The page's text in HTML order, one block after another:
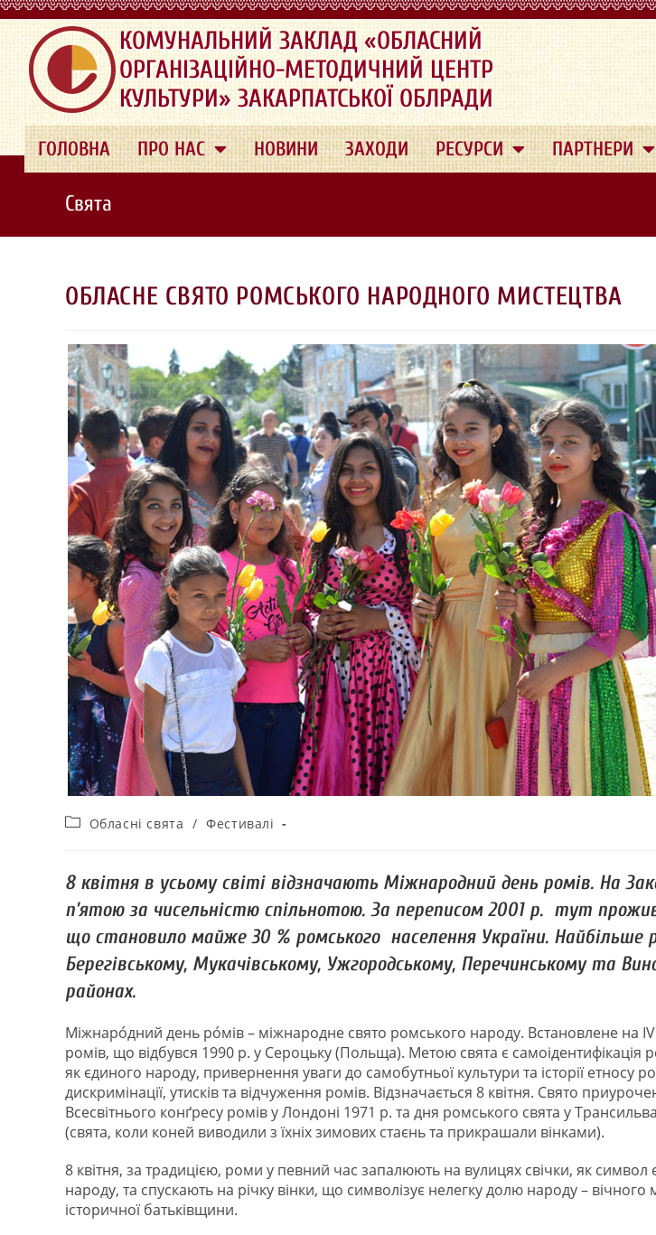
.
КОМУНАЛЬНИЙ ЗАКЛАД «ОБЛАСНИЙ
ОРГАНІЗАЦІЙНО-МЕТОДИЧНИЙ ЦЕНТР
КУЛЬТУРИ» ЗАКАРПАТСЬКОЇ ОБЛРАДИ
ГОЛОВНА ПРО НАС НОВИНИ ЗАХОДИ РЕСУРСИ ПАРТНЕРИ
Свята
ОБЛАСНЕ СВЯТО РОМСЬКОГО НАРОДНОГО МИСТЕЦТВА
Обласні свята / Фестивалі
8 квітня в усьому світі відзначають Міжнародний день ромів. На
п’ятою за чисельністю спільнотою. За переписом 2001 р. тут
що становило майже 30 % ромського населення України. Найбільше
Берегівському, Мукачівському, Ужгородському, Перечинському та
районах.
Міжнаро́дний день ро́мів – міжнародне свято ромського народу. Встановлене на IV
ромів, що відбувся 1990 р. у Сероцьку (Польща). Метою свята є самоідентифікація
як єдиного народу, привернення уваги до самобутньої культури та історії етносу
дискримінації, утисків та відчуження ромів. Відзначається 8 квітня. Свято
Всесвітнього конґресу ромів у Лондоні 1971 р. та дня ромського свята у
(свята, коли коней виводили з їхніх зимових стаєнь та прикрашали вінками).
8 квітня, за традицією, роми у певний час запалюють на вулицях свічки, як символ
народу, та спускають на річку вінки, що символізує нелегку долю народу – вічного
історичної батьківщини.